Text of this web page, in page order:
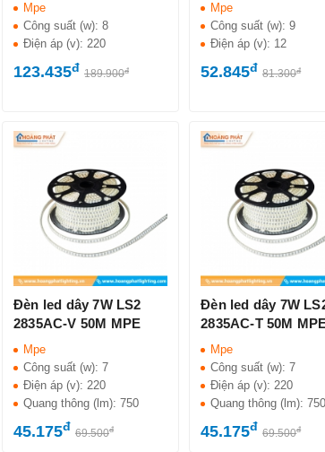
Mpe
Công suất (w):8
Điện áp (v):220
123.435đ 189.900đ
Mpe
Công suất (w):9
Điện áp (v): 12
52.845đ 81.300đ
Đèn led dây 7W LS2
2835AC-V 50M MPE
Mpe
Công suất (w):7
Điện áp (v): 220
Quang thông (lm):750
45.175đ 69.500đ
Đèn led dây 7W
2835AC-T 50M
Mpe
Công suất (w):7
Điện áp (v): 220
Quang thông (lm):750
45.175đ 69.500đ